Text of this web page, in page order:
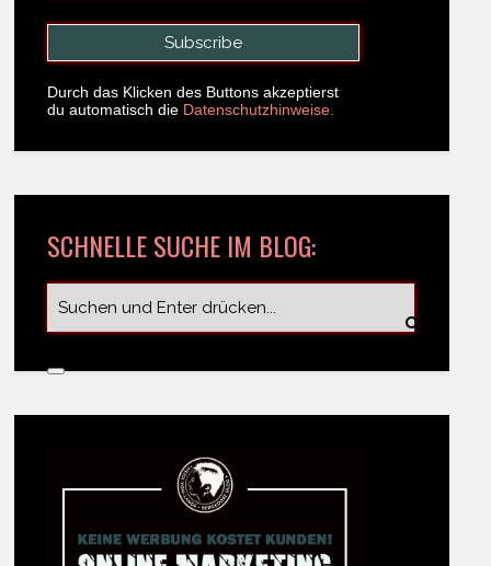
Durch das Klicken des Buttons akzeptierst
du automatisch die Datenschutzhinweise.
SCHNELLE SUCHE IM BLOG: